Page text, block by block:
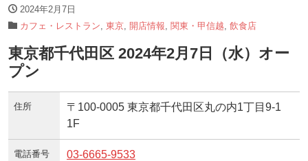
2024年2月7日
カフェ・レストラン 東京 開店情報 関東・甲信越 飲食店
東京都千代田区 2024年2月7日（水）オー
プン
住所
〒100-0005 東京都千代田区丸の内1丁目9-1
1F
電話番号 03-6665-9533